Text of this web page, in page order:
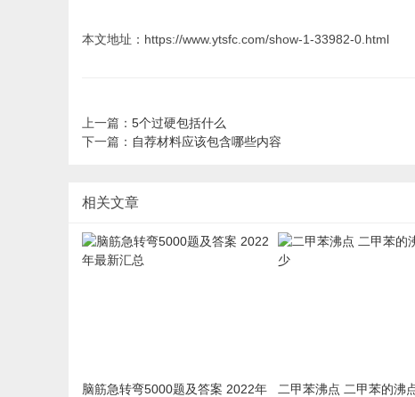
本文地址：https://www.ytsfc.com/show-1-33982-0.html
上一篇： 5个过硬包括什么
下一篇： 自荐材料应该包含哪些内容
相关文章
脑筋急转弯5000题及答案 2022年
二甲苯沸点 二甲苯的沸